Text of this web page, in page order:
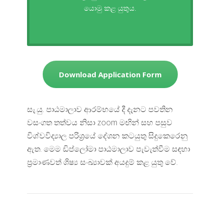
යොමු කළ යුතුය.
Download Application Form
සැ.යු. පාඨමාලාව ආරම්භයේ දී දැනට පවතින
වසංගත තත්වය නිසා zoom මඟින් සහ පසුව
විශ්වවිද්‍යාල පරිශ්‍රයේ දේශන කටයුතු සිදුකෙරෙනු
ඇත. මෙම ඩිප්ලෝමා පාඨමාලාව පැවැත්වීම සඳහා
ප්‍රමාණවත් ශිෂ්‍ය සංඛ්‍යාවක් අයදුම් කළ යුතු වේ.